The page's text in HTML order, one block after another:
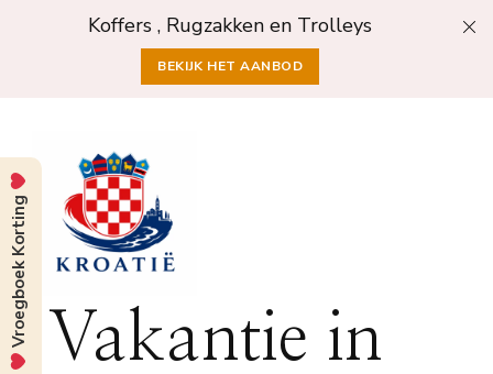
Koffers , Rugzakken en Trolleys
BEKIJK HET AANBOD
Vakantie in
Vroegboek Korting